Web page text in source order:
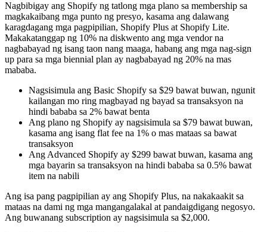
Nagbibigay ang Shopify ng tatlong mga plano sa membership sa
magkakaibang mga punto ng presyo, kasama ang dalawang
karagdagang mga pagpipilian, Shopify Plus at Shopify Lite.
Makakatanggap ng 10% na diskwento ang mga vendor na
nagbabayad ng isang taon nang maaga, habang ang mga nag-sign
up para sa mga biennial plan ay nagbabayad ng 20% ​​na mas
mababa.
Nagsisimula ang Basic Shopify sa $29 bawat buwan, ngunit
kailangan mo ring magbayad ng bayad sa transaksyon na
hindi bababa sa 2% bawat benta
Ang plano ng Shopify ay nagsisimula sa $79 bawat buwan,
kasama ang isang flat fee na 1% o mas mataas sa bawat
transaksyon
Ang Advanced Shopify ay $299 bawat buwan, kasama ang
mga bayarin sa transaksyon na hindi bababa sa 0.5% bawat
item na nabili
Ang isa pang pagpipilian ay ang Shopify Plus, na nakakaakit sa
mataas na dami ng mga mangangalakal at pandaigdigang negosyo.
Ang buwanang subscription ay nagsisimula sa $2,000.